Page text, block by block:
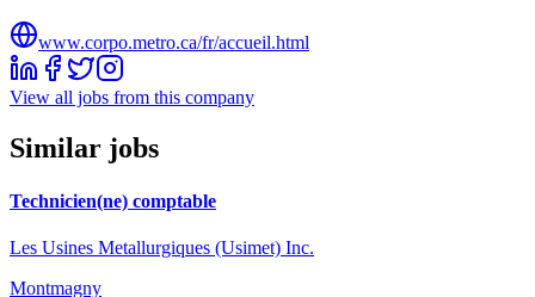
www.corpo.metro.ca/fr/accueil.html
View all jobs from this company
Similar jobs
Technicien(ne) comptable
Les Usines Metallurgiques (Usimet) Inc.
Montmagny